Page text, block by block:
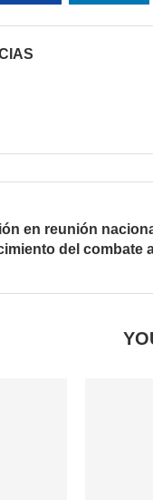
en reunión
del combate